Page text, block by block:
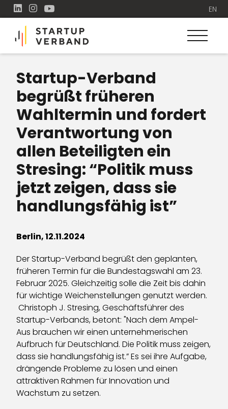
EN
Startup-Verband
begrüßt früheren
Wahltermin und fordert
Verantwortung von
allen Beteiligten ein
Stresing: “Politik muss
jetzt zeigen, dass sie
handlungsfähig ist”
Berlin, 12.11.2024
Der Startup-Verband begrüßt den geplanten,
früheren Termin für die Bundestagswahl am 23.
Februar 2025. Gleichzeitig solle die Zeit bis dahin
für wichtige Weichenstellungen genutzt werden.
Christoph J. Stresing, Geschäftsführer des
Startup-Verbands, betont: "Nach dem Ampel-
Aus brauchen wir einen unternehmerischen
Aufbruch für Deutschland. Die Politik muss zeigen,
dass sie handlungsfähig ist.” Es sei ihre Aufgabe,
drängende Probleme zu lösen und einen
attraktiven Rahmen für Innovation und
Wachstum zu setzen.